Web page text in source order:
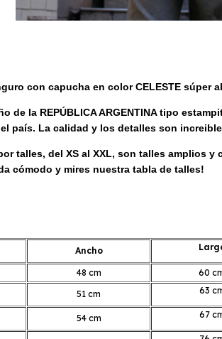
con capucha en color CELESTE súper
de la REPÚBLICA ARGENTINA tipo
país. La calidad y los detalles son
talles, del XS al XXL, son talles amplios
cómodo y mires nuestra tabla de talles!
Ancho
48 cm
60
51 cm 63
54 cm 67